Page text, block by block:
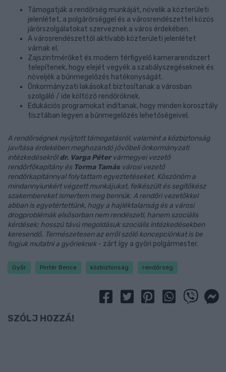
Támogatják a rendőrség munkáját, növelik a közterületi
jelenlétet, a polgárőrséggel és a városrendészettel közös
járőrszolgálatokat szerveznek a város érdekében.
A városrendészettől aktívabb közterületi jelenlétet
várnak el.
Zajszintmérőket és modern térfigyelő kamerarendszert
telepítenek, hogy elejét vegyék a szabályszegéseknek és
növeljék a bűnmegelőzés hatékonyságát.
Önkormányzati lakásokat biztosítanak a városban
szolgáló / ide költöző rendőröknek.
Edukációs programokat indítanak, hogy minden korosztály
tisztában legyen a bűnmegelőzés lehetőségeivel.
A rendőrségnek nyújtott támogatásról, valamint a közbiztonság
javítása érdekében meghozandó jövőbeli önkormányzati
intézkedésekrőldr. Varga Pétervármegyei vezető
rendőrfőkapitány és Torma Tamás városi vezető
rendőrkapitánnyal folytattam egyeztetéseket. Köszönöm a
mindannyiunkért végzett munkájukat, felkészült és segítőkész
szakembereket ismertem meg bennük. A rendőri vezetőkkel
abban is egyetértettünk, hogy a hajléktalanság és a városi
drogproblémák elsősorban nem rendészeti, hanem szociális
kérdések; hosszú távú megoldásuk szociális intézkedésekben
keresendő. Természetesen az erről szóló koncepciónkat is be
fogjuk mutatni a győrieknek- zárt így a győri polgármester.
Győr Pintér Bence közbiztonság rendőrség
SZÓLJ HOZZÁ!